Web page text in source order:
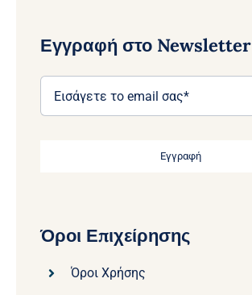
Εγγραφή στο Newsletter
Εγγραφή
Όροι Επιχείρησης
Όροι Χρήσης